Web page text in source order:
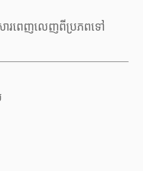
រពេញលេញពីប្រភពទៅ